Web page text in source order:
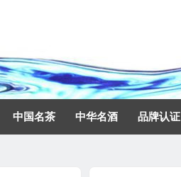
中国名茶 中华名酒 品牌认证